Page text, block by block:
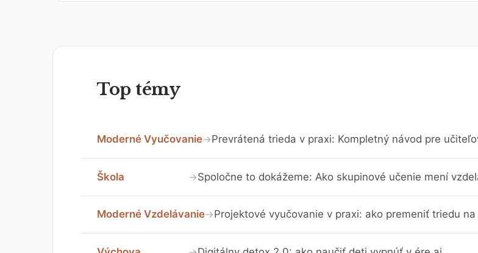
Top témy
Moderné Vyučovanie→Prevrátená trieda v praxi: Kompletný návod pre
Škola →Spoločne to dokážeme: Ako skupinové učenie mení
Moderné Vzdelávanie→Projektové vyučovanie v praxi: ako premeniť triedu